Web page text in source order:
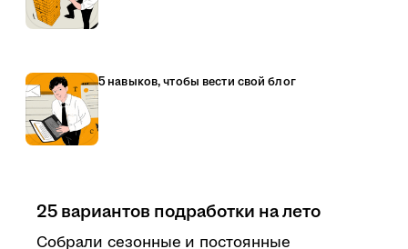
5 навыков, чтобы вести свой блог
25 вариантов подработки на лето
Собрали сезонные и постоянные